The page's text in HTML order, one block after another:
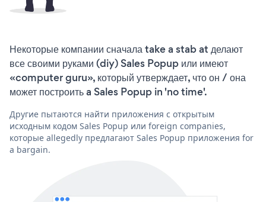
Некоторые компании сначала take a stab at делают
все своими руками (diy) Sales Popup или имеют
«computer guru», который утверждает, что он / она
может построить a Sales Popup in 'no time'.
Другие пытаются найти приложения с открытым
исходным кодом Sales Popup или foreign companies,
которые allegedly предлагают Sales Popup приложения for
a bargain.